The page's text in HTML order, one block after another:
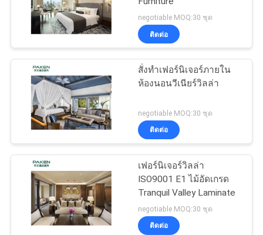
ราคา
แผนผัง
เว็บไซต์
PRIVACY
POLICY
negotiable MOQ:30 ชุด
ติดต่อ
สั่งทำเฟอร์นิเจอร์ภายใน
ห้องนอนวีเนียร์วิลล่า
negotiable MOQ:30 ชุด
ติดต่อ
เฟอร์นิเจอร์วิลล่า
ISO9001 E1 ไม้อัดเกรด
Tranquil Valley Laminate
negotiable MOQ:30 ชุด
ติดต่อ